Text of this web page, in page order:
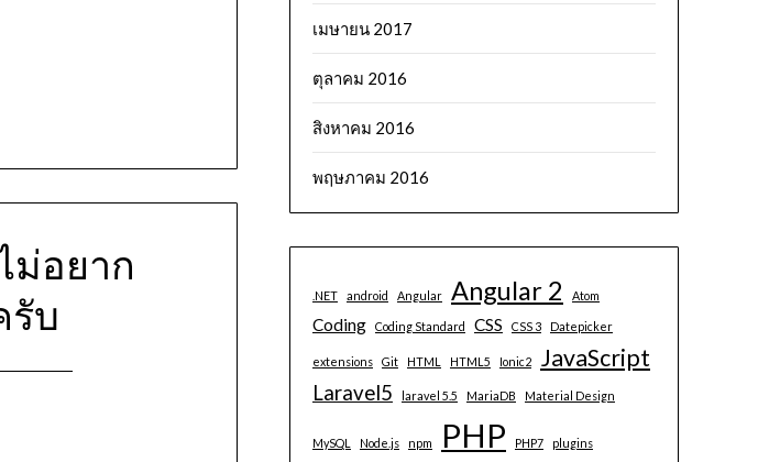
ม่อยาก
รับ
เมษายน 2017
ตุลาคม 2016
สิงหาคม 2016
พฤษภาคม 2016
.NET android Angular Angular 2 Atom
Coding Coding Standard CSS CSS 3 Datepicker
extensions Git HTML HTML5 Ionic2 JavaScript
Laravel5 laravel 5.5 MariaDB Material Design
MySQL Node.js npm PHP PHP7 plugins